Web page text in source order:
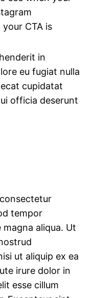
CTA is
in
eu fugiat nulla
cupidatat
officia deserunt
tempor
aliqua. Ut
ut aliquip ex ea
irure dolor in
esse cillum